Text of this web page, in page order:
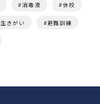
消毒液 休校
生きがい 避難訓練